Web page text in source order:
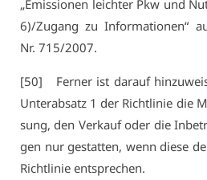
„Emis­sio­nen leich­ter Pkw und
6)/​Zu­gang zu In­for­ma­tio­nen“
Nr. 715/2007.
[50] Fer­ner ist dar­auf
Un­ter­ab­satz 1 der Richt­li­nie die
sung, den Ver­kauf oder die
gen nur ge­stat­ten, wenn die­se
Richt­li­nie ent­spre­chen.